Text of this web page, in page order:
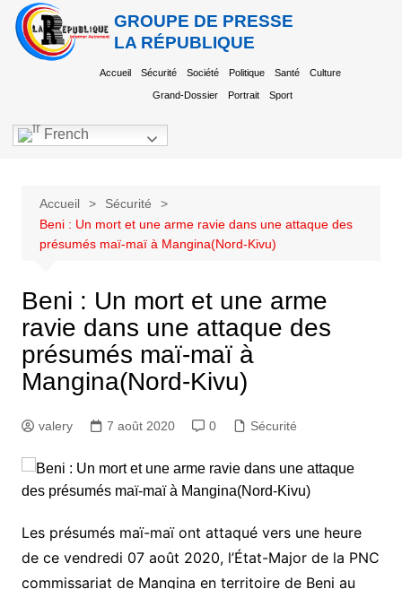
GROUPE DE PRESSE
LA RÉPUBLIQUE
Accueil Sécurité Société Politique Santé Culture
Grand-Dossier Portrait Sport
French
Accueil
Sécurité
Beni : Un mort et une arme ravie dans une attaque des
présumés maï-maï à Mangina(Nord-Kivu)
Beni : Un mort et une arme
ravie dans une attaque des
présumés maï-maï à
Mangina(Nord-Kivu)
valery 7 août 2020 0 Sécurité
Les présumés maï-maï ont attaqué vers une heure
de ce vendredi 07 août 2020, l’État-Major de la PNC
commissariat de Mangina en territoire de Beni au